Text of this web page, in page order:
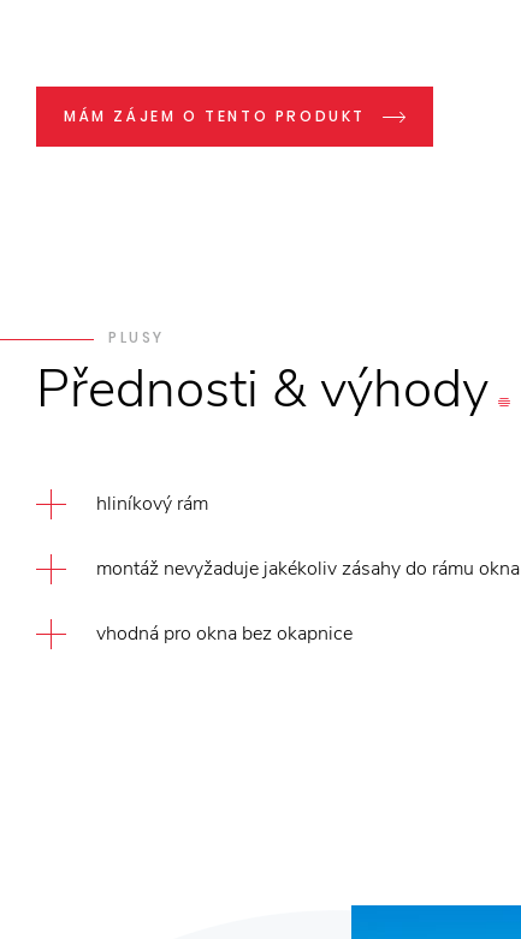
MÁM ZÁJEM O TENTO PRODUKT
PLUSY
Přednosti &výhody
hliníkový rám
montáž nevyžaduje jakékoliv zásahy do rámu okna
vhodná pro okna bez okapnice